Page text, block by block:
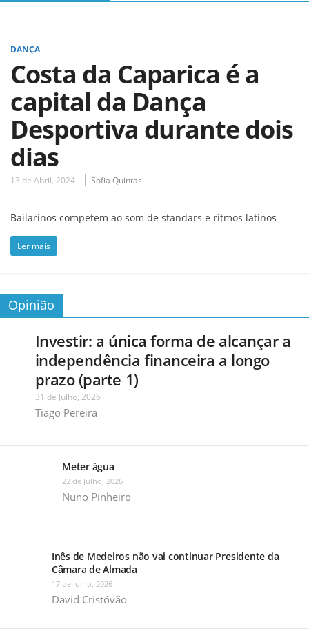
DANÇA
Costa da Caparica é a
capital da Dança
Desportiva durante dois
dias
13 de Abril, 2024 Sofia Quintas
Bailarinos competem ao som de standars e ritmos latinos
Ler mais
Opinião
Investir: a única forma de alcançar a
independência financeira a longo
prazo (parte 1)
31 de Julho, 2026
Tiago Pereira
Meter água
22 de Julho, 2026
Nuno Pinheiro
Inês de Medeiros não vai continuar Presidente da
Câmara de Almada
17 de Julho, 2026
David Cristóvão